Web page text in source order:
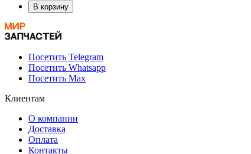
В корзину
Посетить Telegram
Посетить Whatsapp
Посетить Max
Клиентам
О компании
Доставка
Оплата
Контакты